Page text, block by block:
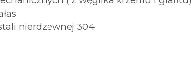
nierdzewnej 304